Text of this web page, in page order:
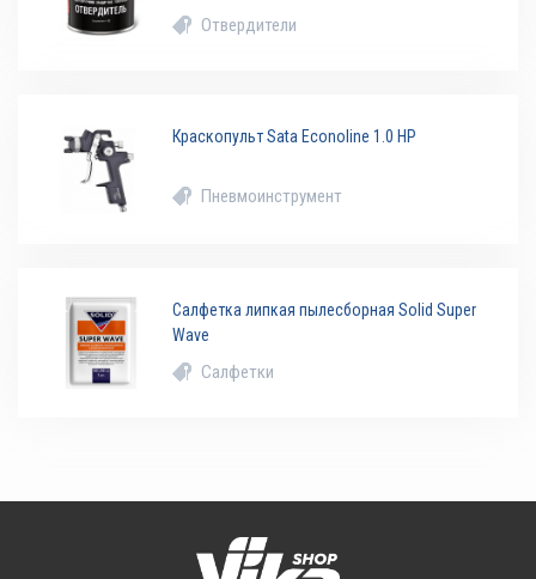
Отвердители
Краскопульт Sata Econoline 1.0 HP
Пневмоинструмент
Салфетка липкая пылесборная Solid Super
Wave
Салфетки